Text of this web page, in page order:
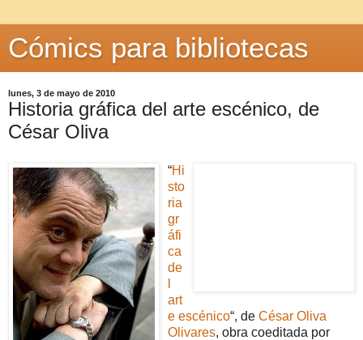
Cómics para bibliotecas
lunes, 3 de mayo de 2010
Historia gráfica del arte escénico, de
César Oliva
“Hi
sto
ria
gr
áfi
ca
de
art
e escénico“, de César Oliva
Olivares, obra coeditada por